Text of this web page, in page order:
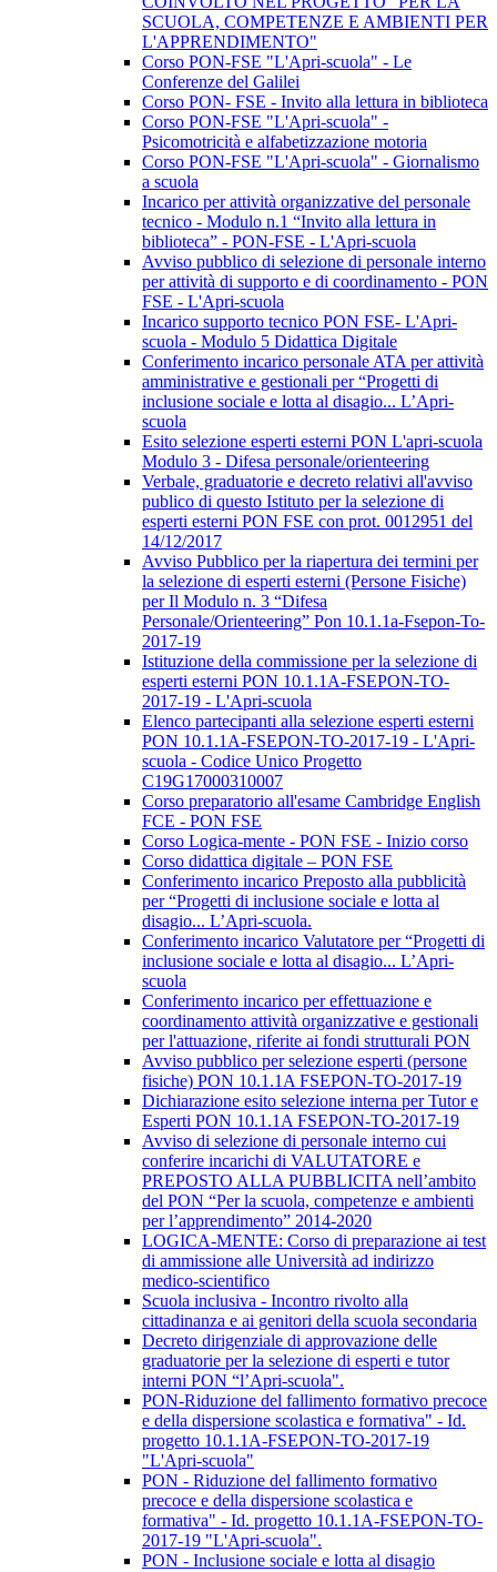
SCUOLA, COMPETENZE E AMBIENTI PER
L'APPRENDIMENTO"
Corso PON-FSE "L'Apri-scuola" - Le
Conferenze del Galilei
Corso PON- FSE - Invito alla lettura in biblioteca
Corso PON-FSE "L'Apri-scuola" -
Psicomotricità e alfabetizzazione motoria
Corso PON-FSE "L'Apri-scuola" - Giornalismo
a scuola
Incarico per attività organizzative del personale
tecnico - Modulo n.1 “Invito alla lettura in
biblioteca” - PON-FSE - L'Apri-scuola
Avviso pubblico di selezione di personale interno
per attività di supporto e di coordinamento - PON
FSE - L'Apri-scuola
Incarico supporto tecnico PON FSE- L'Apri-
scuola - Modulo 5 Didattica Digitale
Conferimento incarico personale ATA per attività
amministrative e gestionali per “Progetti di
inclusione sociale e lotta al disagio... L’Apri-
scuola
Esito selezione esperti esterni PON L'apri-scuola
Modulo 3 - Difesa personale/orienteering
Verbale, graduatorie e decreto relativi all'avviso
publico di questo Istituto per la selezione di
esperti esterni PON FSE con prot. 0012951 del
14/12/2017
Avviso Pubblico per la riapertura dei termini per
la selezione di esperti esterni (Persone Fisiche)
per Il Modulo n. 3 “Difesa
Personale/Orienteering” Pon 10.1.1a-Fsepon-To-
2017-19
Istituzione della commissione per la selezione di
esperti esterni PON 10.1.1A-FSEPON-TO-
2017-19 - L'Apri-scuola
Elenco partecipanti alla selezione esperti esterni
PON 10.1.1A-FSEPON-TO-2017-19 - L'Apri-
scuola - Codice Unico Progetto
C19G17000310007
Corso preparatorio all'esame Cambridge English
FCE - PON FSE
Corso Logica-mente - PON FSE - Inizio corso
Corso didattica digitale – PON FSE
Conferimento incarico Preposto alla pubblicità
per “Progetti di inclusione sociale e lotta al
disagio... L’Apri-scuola.
Conferimento incarico Valutatore per “Progetti di
inclusione sociale e lotta al disagio... L’Apri-
scuola
Conferimento incarico per effettuazione e
coordinamento attività organizzative e gestionali
per l'attuazione, riferite ai fondi strutturali PON
Avviso pubblico per selezione esperti (persone
fisiche) PON 10.1.1A FSEPON-TO-2017-19
Dichiarazione esito selezione interna per Tutor e
Esperti PON 10.1.1A FSEPON-TO-2017-19
Avviso di selezione di personale interno cui
conferire incarichi di VALUTATORE e
PREPOSTO ALLA PUBBLICITA nell’ambito
del PON “Per la scuola, competenze e ambienti
per l’apprendimento” 2014-2020
LOGICA-MENTE: Corso di preparazione ai test
di ammissione alle Università ad indirizzo
medico-scientifico
Scuola inclusiva - Incontro rivolto alla
cittadinanza e ai genitori della scuola secondaria
Decreto dirigenziale di approvazione delle
graduatorie per la selezione di esperti e tutor
interni PON “l’Apri-scuola".
PON-Riduzione del fallimento formativo precoce
e della dispersione scolastica e formativa" - Id.
progetto 10.1.1A-FSEPON-TO-2017-19
"L'Apri-scuola"
PON - Riduzione del fallimento formativo
precoce e della dispersione scolastica e
formativa" - Id. progetto 10.1.1A-FSEPON-TO-
2017-19 "L'Apri-scuola".
PON - Inclusione sociale e lotta al disagio